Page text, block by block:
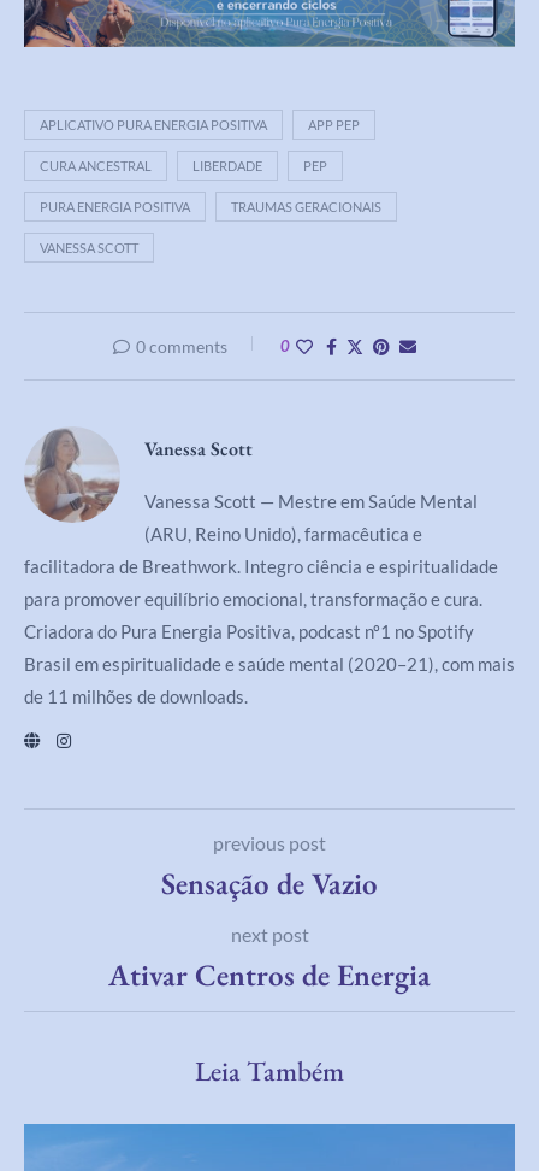
APLICATIVO PURA ENERGIA POSITIVA APP PEP
CURA ANCESTRAL LIBERDADE PEP
PURA ENERGIA POSITIVA TRAUMAS GERACIONAIS
VANESSA SCOTT
0 comments 0
Vanessa Scott
Vanessa Scott — Mestre em Saúde Mental
(ARU, Reino Unido), farmacêutica e
facilitadora de Breathwork. Integro ciência e espiritualidade
para promover equilíbrio emocional, transformação e cura.
Criadora do Pura Energia Positiva, podcast nº1 no Spotify
Brasil em espiritualidade e saúde mental (2020–21), com mais
de 11 milhões de downloads.
previous post
Sensação de Vazio
next post
Ativar Centros de Energia
Leia Também